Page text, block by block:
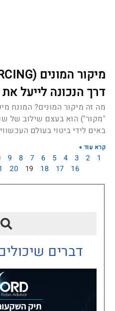
דרך הנכונה לייעל
מה זה מיקור המונים? המונח
"מקור") הוא בעצם שילוב של
באים לידי ביטוי בעולם
קרא עוד »
1
2
3
4
5
6
7
8
9
16
17
18
19
20
דברים